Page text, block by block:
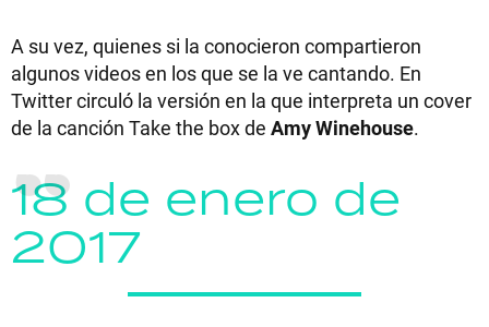
A su vez, quienes si la conocieron compartieron
algunos videos en los que se la ve cantando. En
Twitter circuló la versión en la que interpreta un cover
de la canción Take the box de Amy Winehouse.
18 de enero de
2017